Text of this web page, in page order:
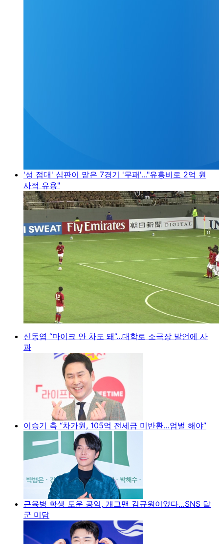
'성 접대' 심판이 맡은 7경기 '무패'..."유흥비로 2억 원
사적 유용"
신동엽 “마이크 안 차도 돼”...대학로 소극장 발언에 사
과
이승기 측 “차가원, 105억 전세금 미반환…엄벌 해야”
근육병 학생 도운 공익, 개그맨 김규원이었다…SNS 달
군 미담